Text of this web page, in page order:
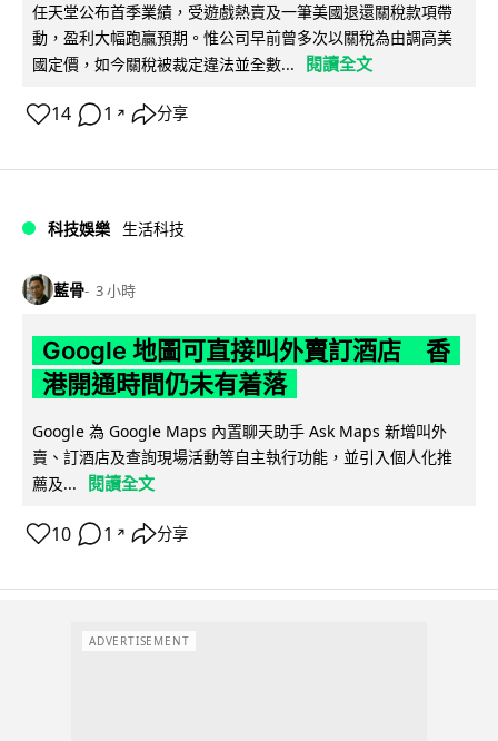
任天堂公布首季業績，受遊戲熱賣及一筆美國退還關稅款項帶
動，盈利大幅跑贏預期。惟公司早前曾多次以關稅為由調高美
國定價，如今關稅被裁定違法並全數...
閱讀全文
14 1 ↗ 分享
科技娛樂 生活科技
藍骨 3 小時
Google 地圖可直接叫外賣訂酒店 香
港開通時間仍未有着落
Google 為 Google Maps 內置聊天助手 Ask Maps 新增叫外
賣、訂酒店及查詢現場活動等自主執行功能，並引入個人化推
薦及...
閱讀全文
10 1 ↗ 分享
ADVERTISEMENT